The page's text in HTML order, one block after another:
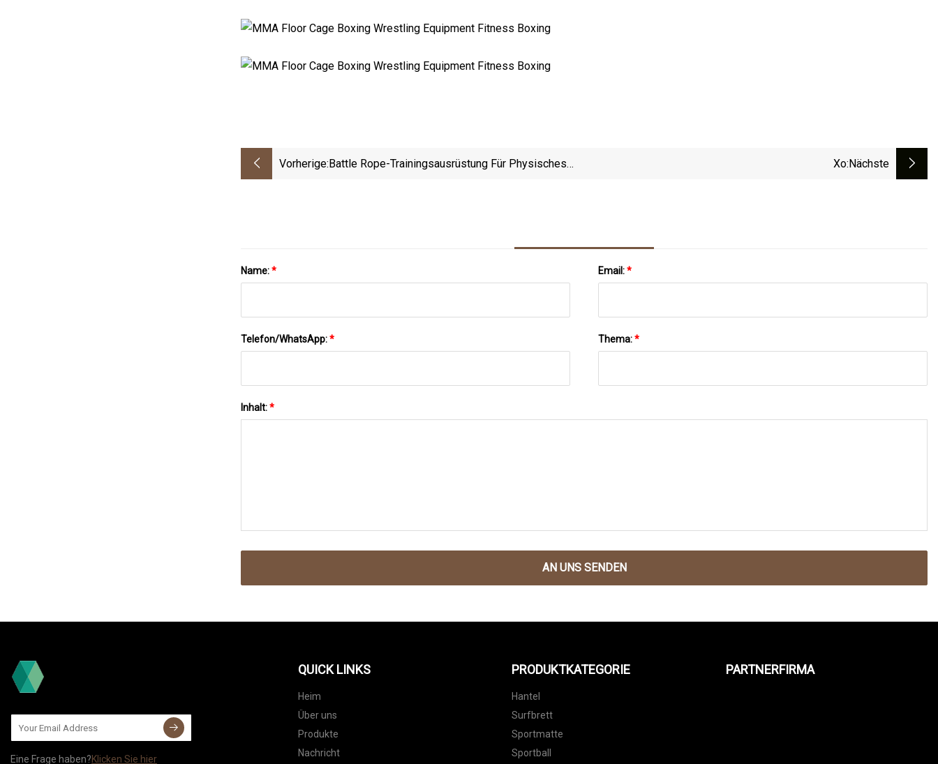
Vorherige:Battle Rope-Trainingsausrüstung Für Physisches
Xo:nächste
Name:* Email:*
Telefon/WhatsApp:* Thema:*
Inhalt:*
AN UNS SENDEN
Eine Frage haben?Klicken Sie hier
QUICK LINKS
Heim
Über uns
Produkte
Nachricht
PRODUKTKATEGORIE
Hantel
Surfbrett
Sportmatte
Sportball
PARTNERFIRMA